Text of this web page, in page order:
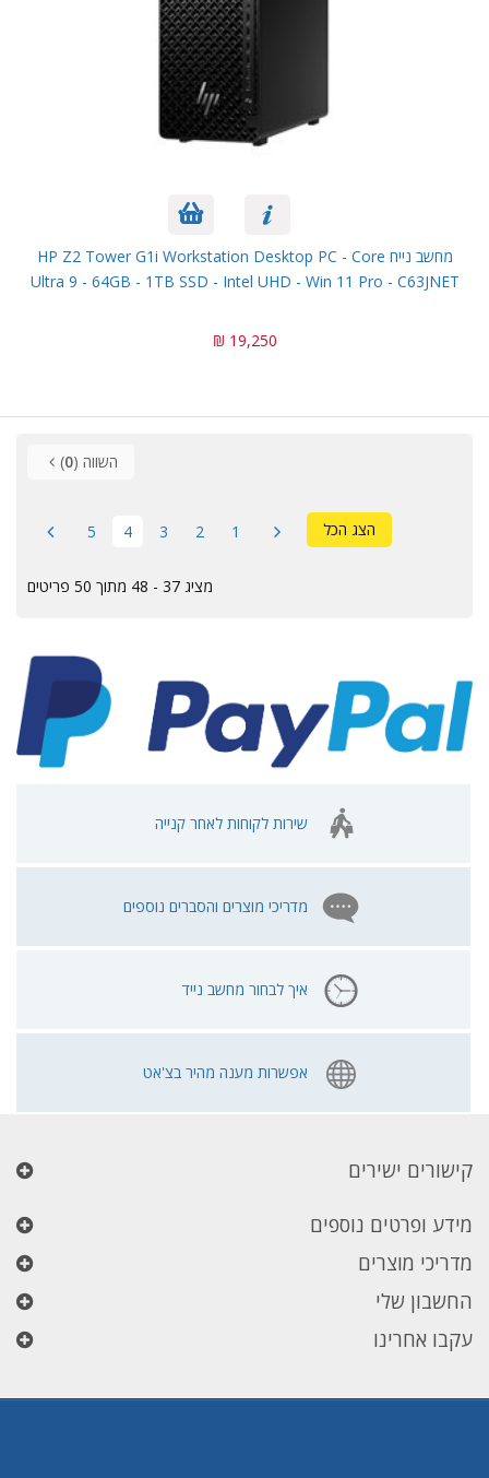
מחשב נייח HP Z2 Tower G1i Workstation Desktop PC - Core
Ultra 9 - 64GB - 1TB SSD - Intel UHD - Win 11 Pro - C63JNET
19,250 ₪
השווה (0
)
הצג הכל 1
2
3
4
5
מציג 37 - 48 מתוך 50 פריטים
שירות לקוחות לאחר קנייה
מדריכי מוצרים והסברים נוספים
איך לבחור מחשב נייד
אפשרות מענה מהיר בצ'אט
קישורים ישירים
מידע ופרטים נוספים
מדריכי מוצרים
החשבון שלי
עקבו אחרינו